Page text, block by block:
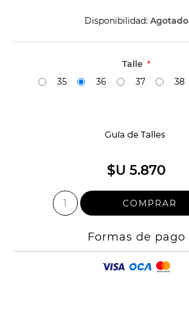
Disponibilidad: Agotado
Talle *
35
36 37 38
$U 5.870
Formas de pago